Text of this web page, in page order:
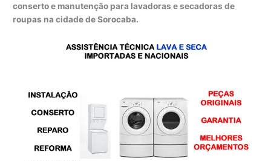
conserto e manutenção para lavadoras e secadoras de
roupas na cidade de Sorocaba.